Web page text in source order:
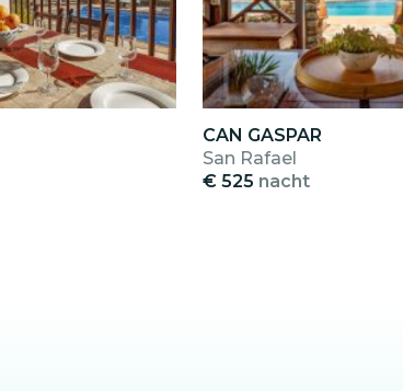
CAN GASPAR
San Rafael
€ 525 nacht